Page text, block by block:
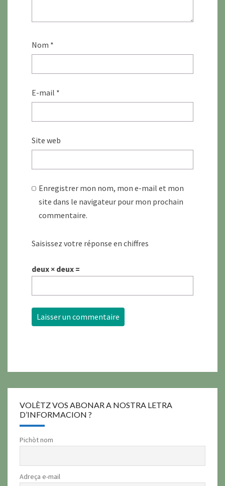
Nom *
E-mail *
Site web
Enregistrer mon nom, mon e-mail et mon
site dans le navigateur pour mon prochain
commentaire.
Saisissez votre réponse en chiffres
deux × deux =
VOLÈTZ VOS ABONAR A NOSTRA LETRA
D’INFORMACION ?
Pichòt nom
Adreça e-mail